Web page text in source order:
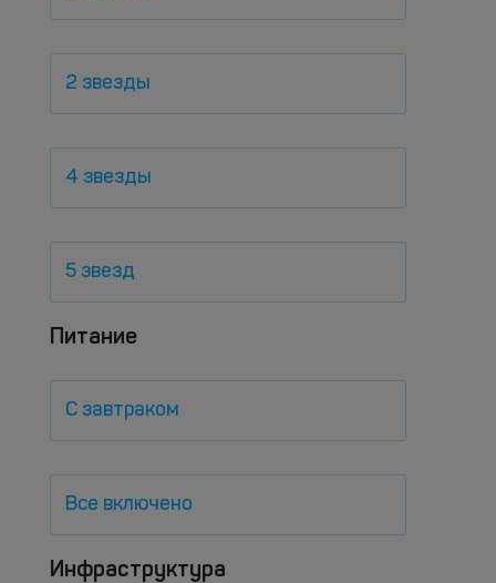
2 звезды
4 звезды
5 звезд
Питание
С завтраком
Все включено
Инфраструктура